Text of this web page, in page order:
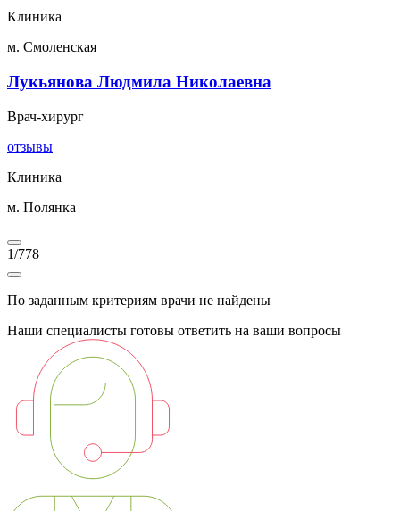
Клиника
м. Смоленская
Лукьянова Людмила Николаевна
Врач-хирург
отзывы
Клиника
м. Полянка
1/778
По заданным критериям врачи не найдены
Наши специалисты готовы ответить на ваши вопросы